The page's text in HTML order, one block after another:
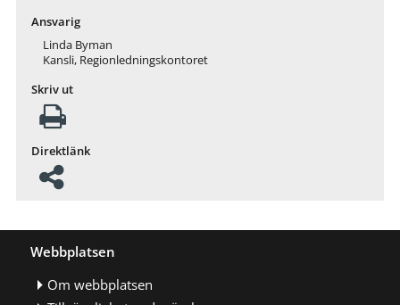
Ansvarig
Linda Byman
Kansli, Regionledningskontoret
Skriv ut
Direktlänk
Webbplatsen
Om webbplatsen